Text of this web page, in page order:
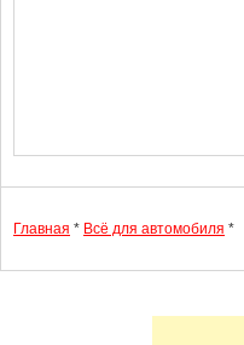
Главная * Всё для автомобиля *